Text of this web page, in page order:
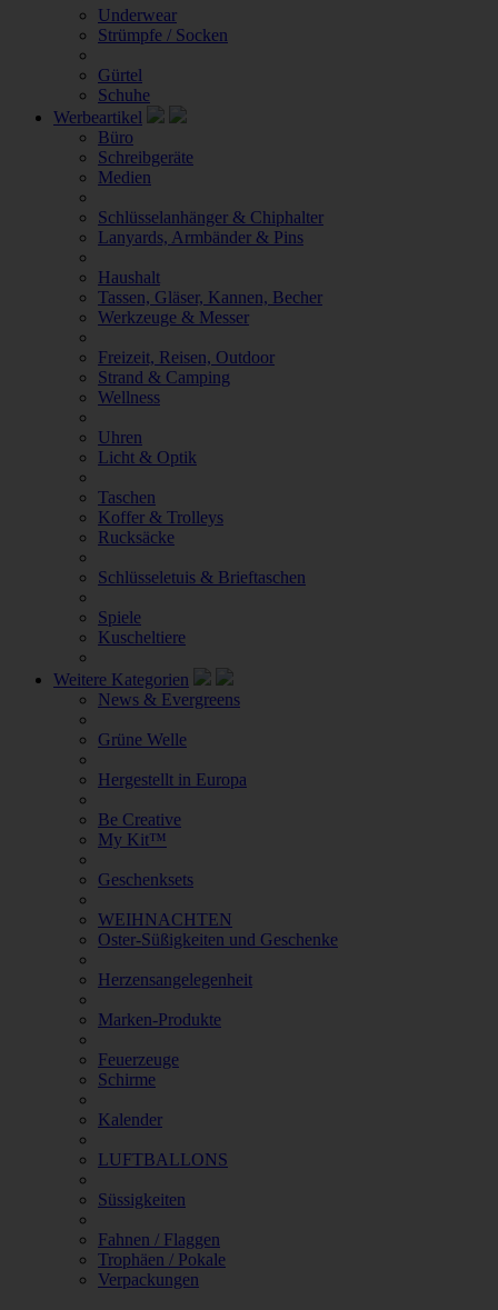
Underwear
Strümpfe / Socken
Gürtel
Schuhe
Werbeartikel
Büro
Schreibgeräte
Medien
Schlüsselanhänger & Chiphalter
Lanyards, Armbänder & Pins
Haushalt
Tassen, Gläser, Kannen, Becher
Werkzeuge & Messer
Freizeit, Reisen, Outdoor
Strand & Camping
Wellness
Uhren
Licht & Optik
Taschen
Koffer & Trolleys
Rucksäcke
Schlüsseletuis & Brieftaschen
Spiele
Kuscheltiere
Weitere Kategorien
News & Evergreens
Grüne Welle
Hergestellt in Europa
Be Creative
My Kit™
Geschenksets
WEIHNACHTEN
Oster-Süßigkeiten und Geschenke
Herzensangelegenheit
Marken-Produkte
Feuerzeuge
Schirme
Kalender
LUFTBALLONS
Süssigkeiten
Fahnen / Flaggen
Trophäen / Pokale
Verpackungen